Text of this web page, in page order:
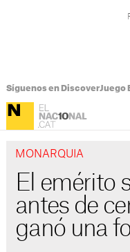
Síguenos en DiscoverJuego
MONARQUIA
El emérito
antes de
ganó una